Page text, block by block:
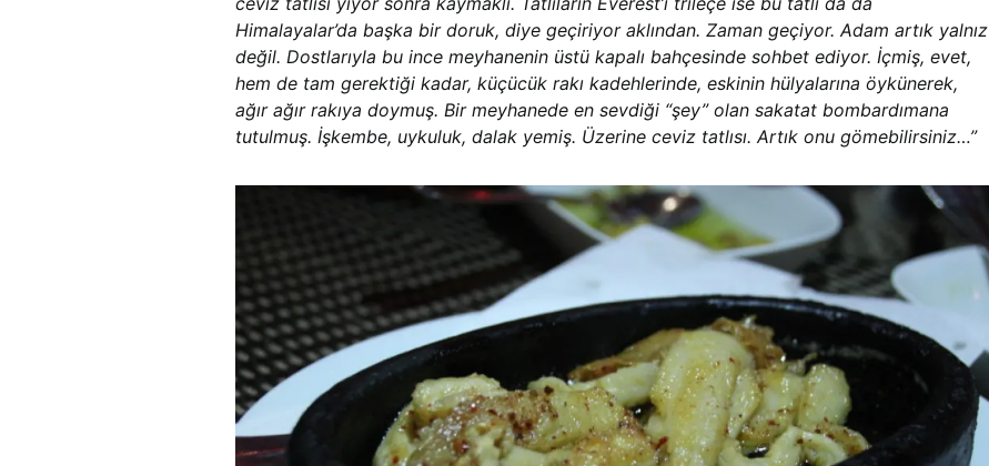
Himalayalar’da başka bir doruk, diye geçiriyor aklından. Zaman geçiyor. Adam artık yalnız
değil. Dostlarıyla bu ince meyhanenin üstü kapalı bahçesinde sohbet ediyor. İçmiş, evet,
hem de tam gerektiği kadar, küçücük rakı kadehlerinde, eskinin hülyalarına öykünerek,
ağır ağır rakıya doymuş. Bir meyhanede en sevdiği “şey” olan sakatat bombardımana
tutulmuş. İşkembe, uykuluk, dalak yemiş. Üzerine ceviz tatlısı. Artık onu gömebilirsiniz…”